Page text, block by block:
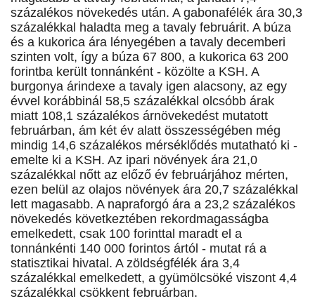
százalékos növekedés után. A gabonafélék ára 30,3
százalékkal haladta meg a tavaly februárit. A búza
és a kukorica ára lényegében a tavaly decemberi
szinten volt, így a búza 67 800, a kukorica 63 200
forintba került tonnánként - közölte a KSH. A
burgonya árindexe a tavaly igen alacsony, az egy
évvel korábbinál 58,5 százalékkal olcsóbb árak
miatt 108,1 százalékos árnövekedést mutatott
februárban, ám két év alatt összességében még
mindig 14,6 százalékos mérséklődés mutatható ki -
emelte ki a KSH. Az ipari növények ára 21,0
százalékkal nőtt az előző év februárjához mérten,
ezen belül az olajos növények ára 20,7 százalékkal
lett magasabb. A napraforgó ára a 23,2 százalékos
növekedés következtében rekordmagasságba
emelkedett, csak 100 forinttal maradt el a
tonnánkénti 140 000 forintos ártól - mutat rá a
statisztikai hivatal. A zöldségfélék ára 3,4
százalékkal emelkedett, a gyümölcsöké viszont 4,4
százalékkal csökkent februárban.